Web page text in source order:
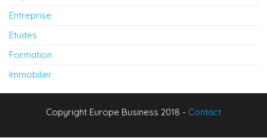
Entreprise
Etudes
Formation
Immobilier
Copyright Europe Business 2018 - Contact